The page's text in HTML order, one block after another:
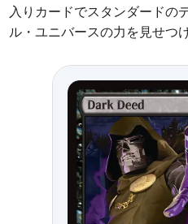
入りカードでスタンダードの
ル・ユニバースの力を見せつ